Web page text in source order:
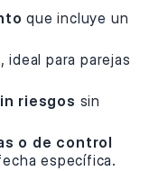
que incluye un
, ideal para parejas
riesgos sin
o de control
específica.